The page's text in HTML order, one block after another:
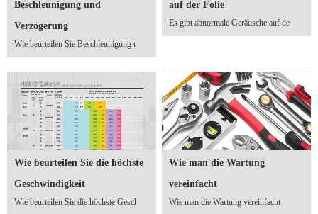
Beschleunigung und
Verzögerung
Wie beurteilen Sie Beschleunigung und Verzögerung
auf der Folie
Es gibt abnormale Geräusche auf der Folie
Wie beurteilen Sie die höchste
Geschwindigkeit
Wie beurteilen Sie die höchste Geschwindigkeit
Wie man die Wartung
vereinfacht
Wie man die Wartung vereinfacht